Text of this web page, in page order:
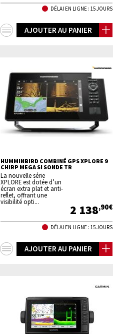
DÉLAI EN LIGNE : 15 JOURS
AJOUTER AU PANIER
HUMMINBIRD COMBINÉ GPS XPLORE 9
CHIRP MEGA SI SONDE TR
La nouvelle série
XPLORE est dotée d’un
écran extra plat et anti-
reflet, offrant une
visibilité opti...
2 138,90€
DÉLAI EN LIGNE : 15 JOURS
AJOUTER AU PANIER